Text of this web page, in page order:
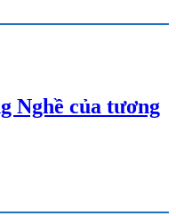
Nghề của tương